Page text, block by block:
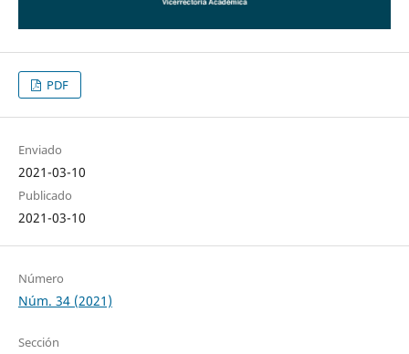
PDF
Enviado
2021-03-10
Publicado
2021-03-10
Número
Núm. 34 (2021)
Sección